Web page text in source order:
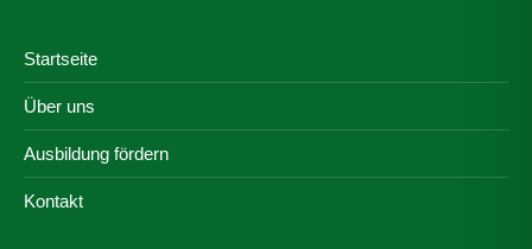
Startseite
Über uns
Ausbildung fördern
Kontakt